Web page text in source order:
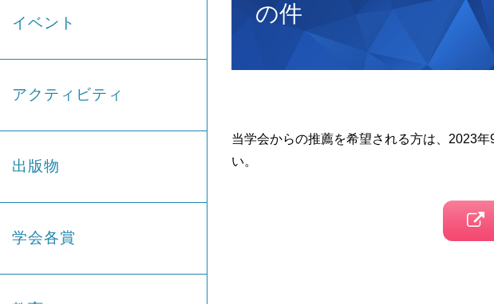
イベント
アクティビティ
出版物
学会各賞
の件
当学会からの推薦を希望される方は、2023
い。